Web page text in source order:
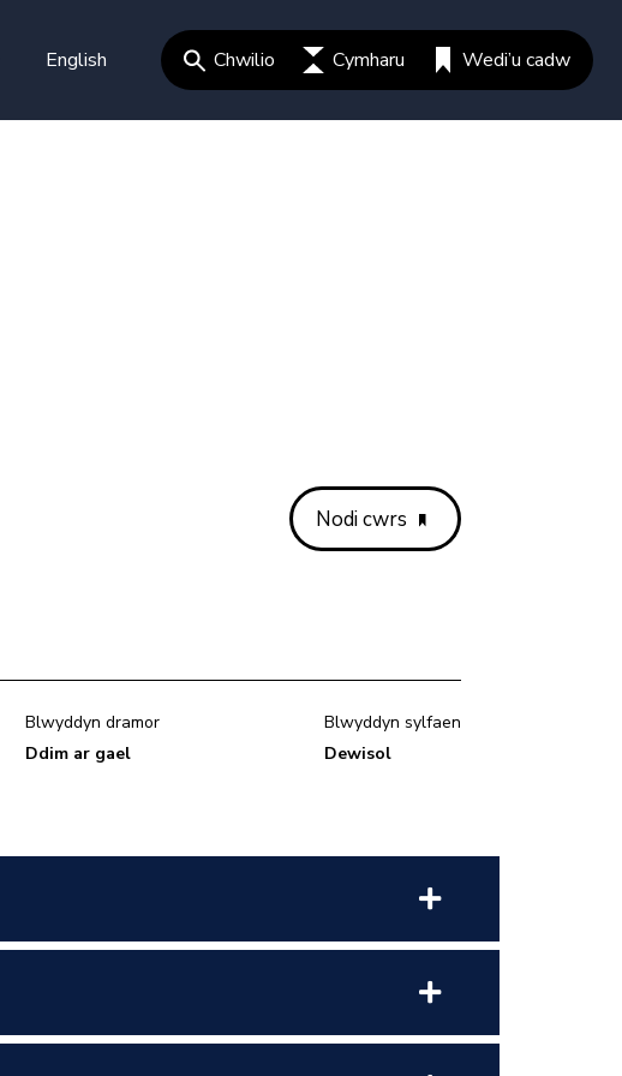
English Chwilio Cymharu Wedi’u cadw
Nodi cwrs
Blwyddyn dramor
Ddim ar gael
Blwyddyn sylfaen
Dewisol